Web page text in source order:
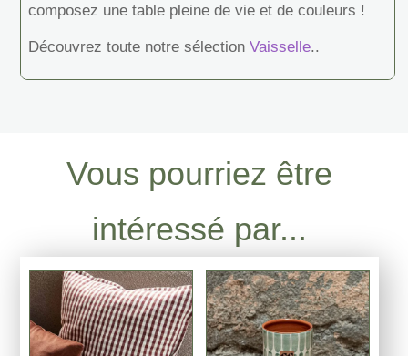
composez une table pleine de vie et de couleurs !
Découvrez toute notre sélectionVaisselle..
Vous pourriez être
intéressé par...